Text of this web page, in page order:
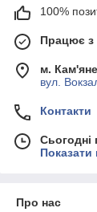
100%
Працює з
м.
вул.
Контакти
Сьогодні
Показати
Про нас